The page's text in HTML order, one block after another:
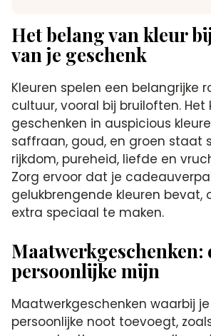
Het belang van kleur
van je geschenk
Kleuren spelen een belangrijke
cultuur, vooral bij bruiloften. Het
geschenken in auspicious
saffraan, goud, en groen staat
rijkdom, pureheid, liefde en
Zorg ervoor dat je
gelukbrengende kleuren bevat,
extra speciaal te maken.
Maatwerkgeschenken:
persoonlijke mijn
Maatwerkgeschenken waarbij
persoonlijke noot toevoegt,